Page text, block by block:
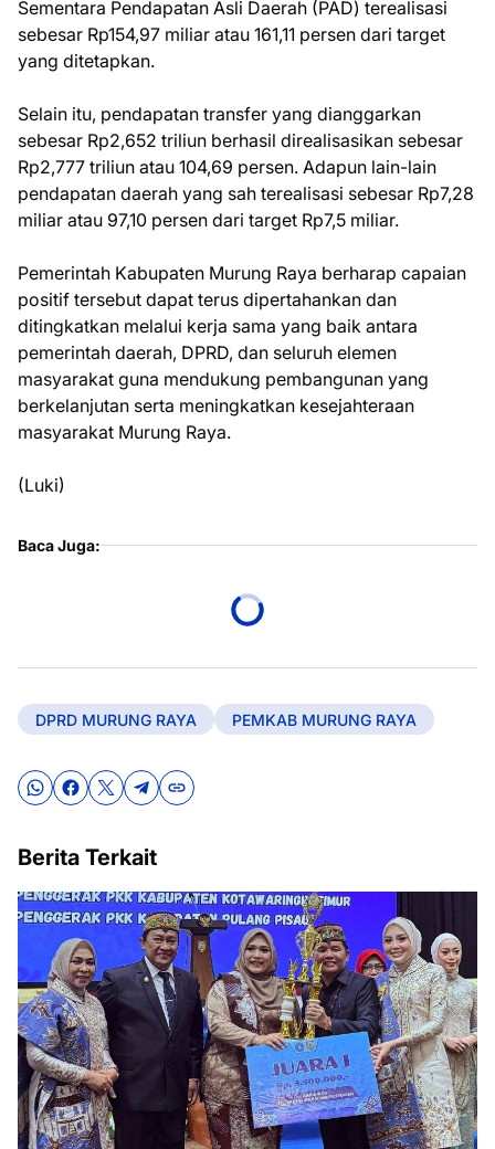
Sementara Pendapatan Asli Daerah (PAD) terealisasi
sebesar Rp154,97 miliar atau 161,11 persen dari target
yang ditetapkan.
Selain itu, pendapatan transfer yang dianggarkan
sebesar Rp2,652 triliun berhasil direalisasikan sebesar
Rp2,777 triliun atau 104,69 persen. Adapun lain-lain
pendapatan daerah yang sah terealisasi sebesar Rp7,28
miliar atau 97,10 persen dari target Rp7,5 miliar.
Pemerintah Kabupaten Murung Raya berharap capaian
positif tersebut dapat terus dipertahankan dan
ditingkatkan melalui kerja sama yang baik antara
pemerintah daerah, DPRD, dan seluruh elemen
masyarakat guna mendukung pembangunan yang
berkelanjutan serta meningkatkan kesejahteraan
masyarakat Murung Raya.
(Luki)
Baca Juga:
DPRD MURUNG RAYA PEMKAB MURUNG RAYA
Berita Terkait